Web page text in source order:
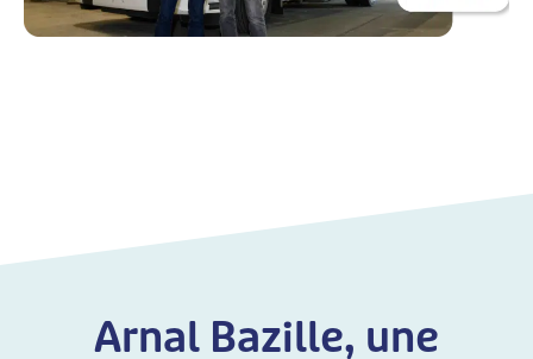
Arnal Bazille, une